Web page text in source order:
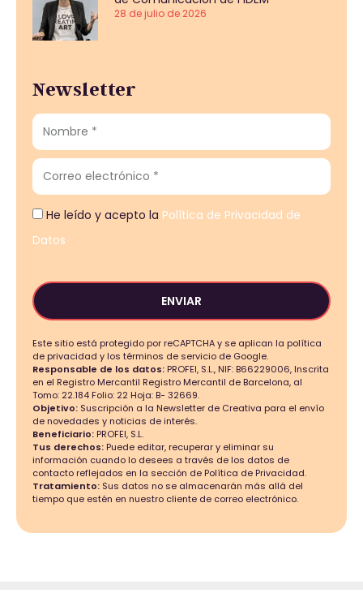
28 de julio de 2026
Newsletter
He leído y acepto la Política de Privacidad de
Datos
ENVIAR
Este sitio está protegido por reCAPTCHA y se aplican la política
de privacidad y los términos de servicio de Google.
Responsable de los datos: PROFEI, S.L., NIF: B66229006, Inscrita
en el Registro Mercantil Registro Mercantil de Barcelona, al
Tomo: 22.184 Folio: 22 Hoja: B- 32669.
Objetivo: Suscripción a la Newsletter de Creativa para el envío
de novedades y noticias de interés.
Beneficiario: PROFEI, S.L.
Tus derechos: Puede editar, recuperar y eliminar su
información cuando lo desees a través de los datos de
contacto reflejados en la sección de Política de Privacidad.
Tratamiento: Sus datos no se almacenarán más allá del
tiempo que estén en nuestro cliente de correo electrónico.